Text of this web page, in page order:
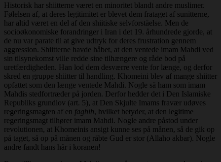
Historisk har shiitterne været en minoritet blandt andre muslimer.
Følelsen af, at deres legitimitet er blevet dem frataget af sunitterne,
har altid været en del af den shiitiske selvforståelse. Men de
socioøkonomiske forandringer i Iran i det 19. århundrede gjorde, at
de nu var parate til at give udtryk for deres frustration gennem
aggression. Shiitterne havde håbet, at den ventede imam Mahdi ved
sin tilsynekomst ville redde sine tilhængere og råde bod på
uretfærdigheden. Han lod dem desværre vente for længe, og derfor
skred en gruppe shiitter til handling. Khomeini blev af mange shiitter
opfattet som den længe ventede Mahdi. Nogle så ham som imam
Mahdis stedfortræder på jorden. Derfor hedder det i Den Islamiske
Republiks grundlov (art. 5), at Den Skjulte Imams fravær udøves
regeringsmagten af en faghih, hvilket betyder, at den legitime
regeringsmagt tilhører imam Mahdi. Nogle andre påstod under
revolutionen, at Khomeinis ansigt kunne ses på månen, så de gik op
på taget, så op på månen og råbte Gud er stor (Allaho akbar). Nogle
andre fandt hans hår i koranen!